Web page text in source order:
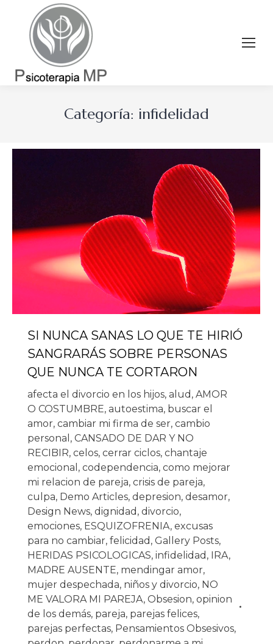
Categoría: infidelidad
SI NUNCA SANAS LO QUE TE HIRIÓ
SANGRARÁS SOBRE PERSONAS
QUE NUNCA TE CORTARON
afecta el divorcio en los hijos, alud , AMOR
O COSTUMBRE, autoestima, buscar el
amor, cambiar mi firma de ser, cambio
personal , CANSADO DE DAR Y NO
RECIBIR, celos, cerrar ciclos, chantaje
emocional , codependencia, como mejorar
mi relacion de pareja, crisis de pareja,
culpa, Demo Articles, depresion, desamor,
Design News, dignidad , divorcio,
emociones, ESQUIZOFRENIA, excusas
para no cambiar, felicidad , Gallery Posts,
HERIDAS PSICOLOGICAS, infidelidad , IRA,
MADRE AUSENTE, mendingar amor,
mujer despechada, niños y divorcio, NO
ME VALORA MI PAREJA, Obsesion, opinion
de los demás, pareja, parejas felices,
parejas perfectas, Pensamientos Obsesivos,